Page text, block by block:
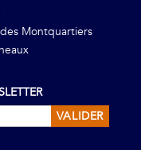
Montquartiers
VALIDER